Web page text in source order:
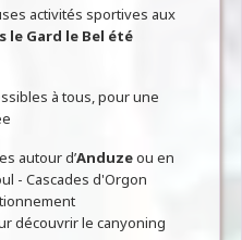
activités sportives aux
le Gard le Bel été
à tous, pour une
autour d’Anduzeou en
- Cascades d'Orgon
découvrir le canyoning